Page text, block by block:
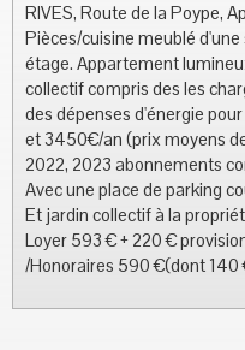
RIVES, Route de la Poype,
Pièces/cuisine meublé
étage. Appartement
collectif compris des les
des dépenses d'énergie
et 3450€/an (prix moyens
2022, 2023 abonnements
Avec une place de parking
Et jardin collectif à la
Loyer 593 € + 220 €
/Honoraires 590 €(dont 140